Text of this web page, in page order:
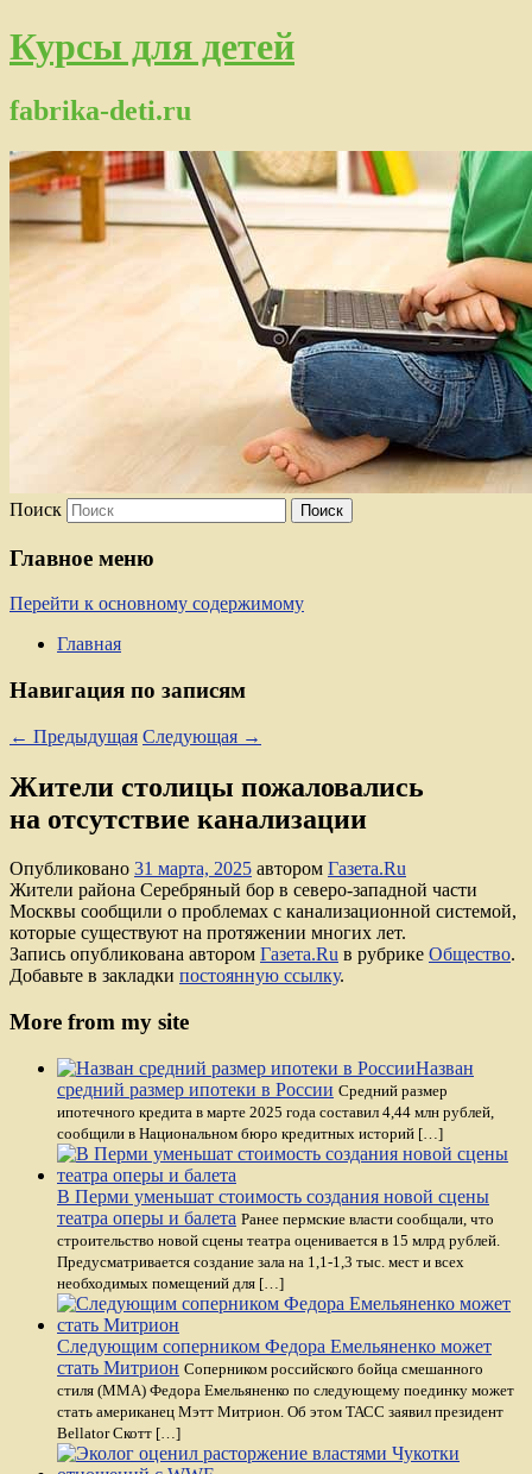
Курсы для детей
fabrika-deti.ru
Поиск
Главное меню
Перейти к основному содержимому
Главная
Навигация по записям
← Предыдущая Следующая →
Жители столицы пожаловались
на отсутствие канализации
Опубликовано 31 марта, 2025 автором Газета.Ru
Жители района Серебряный бор в северо-западной части
Москвы сообщили о проблемах с канализационной системой,
которые существуют на протяжении многих лет.
Запись опубликована автором Газета.Ru в рубрике Общество.
Добавьте в закладки постоянную ссылку.
More from my site
Назван
средний размер ипотеки в России Средний размер
ипотечного кредита в марте 2025 года составил 4,44 млн рублей,
сообщили в Национальном бюро кредитных историй […]
В Перми уменьшат стоимость создания новой сцены
театра оперы и балета Ранее пермские власти сообщали, что
строительство новой сцены театра оценивается в 15 млрд рублей.
Предусматривается создание зала на 1,1-1,3 тыс. мест и всех
необходимых помещений для […]
Следующим соперником Федора Емельяненко может
стать Митрион Соперником российского бойца смешанного
стиля (ММА) Федора Емельяненко по следующему поединку может
стать американец Мэтт Митрион. Об этом ТАСС заявил президент
Bellator Скотт […]